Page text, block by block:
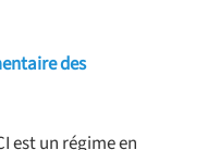
des
est un régime en